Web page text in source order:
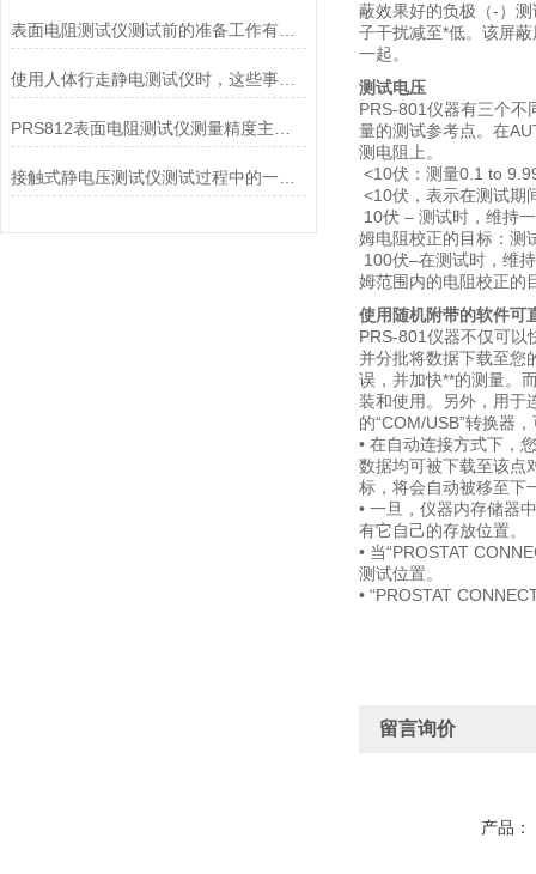
表面电阻测试仪测试前的准备工作有哪些？
使用人体行走静电测试仪时，这些事情要提前知晓
接触式静电压测试仪测试过程中的一些注意事项
蔽效果好的负极（-）
子干扰减至*低。该屏
一起。
测试电压
PRS-801仪器有三个不
量的测试参考点。在
测电阻上。
<10伏：测量0.1 to
<10伏，表示在测试期
10伏 – 测试时，维持
姆电阻校正的目标：测
100伏–在测试时，维
姆范围内的电阻校正的
使用随机附带的软件可
PRS-801仪器不仅可以
并分批将数据下载至您
误，并加快**的测量。
装和使用。另外，用于
的“COM/USB”转换器
• 在自动连接方式下，
数据均可被下载至该点
标，将会自动被移至下
• 一旦，仪器内存储器
有它自己的存放位置。
• 当“PROSTAT
测试位置。
• “PROSTAT
留言询价
产品：